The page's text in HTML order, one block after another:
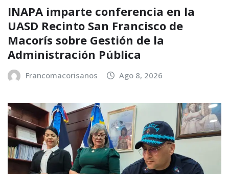
INAPA imparte conferencia en la
UASD Recinto San Francisco de
Macorís sobre Gestión de la
Administración Pública
Francomacorisanos Ago 8, 2026